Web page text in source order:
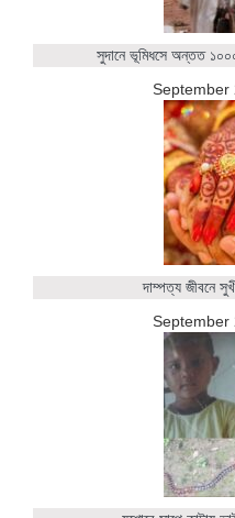
সুদানে ভূমিধসে অন্তত ১০০০
September
দাম্পত্য জীবনে
September